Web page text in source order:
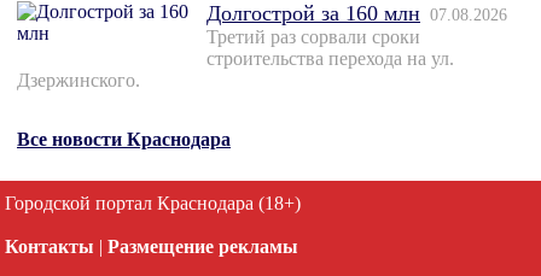
Долгострой за 160 млн 07.08.2026
Третий раз сорвали сроки
строительства перехода на ул.
Дзержинского.
Все новости Краснодара
Городской портал Краснодара (18+)
Контакты | Размещение рекламы